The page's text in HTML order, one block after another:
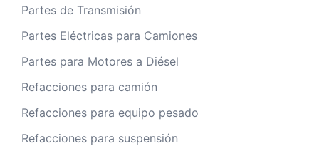
Partes de Transmisión
Partes Eléctricas para Camiones
Partes para Motores a Diésel
Refacciones para camión
Refacciones para equipo pesado
Refacciones para suspensión